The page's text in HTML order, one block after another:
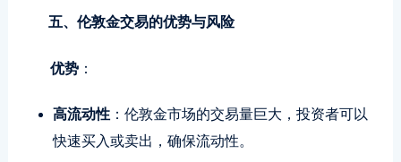
五、伦敦金交易的优势与风险
优势：
高流动性：伦敦金市场的交易量巨大，投资者可以
快速买入或卖出，确保流动性。